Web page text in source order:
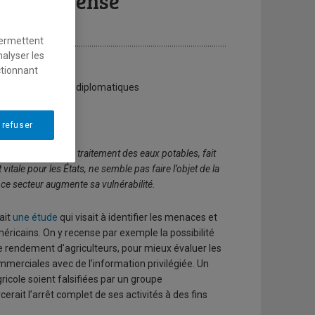
stratégiques et diplomatiques
les systèmes de traitement des eaux potables, fait
pour les États, ne semble pas faire l’objet de la
secteur augmente sa vulnérabilité.
une étude qui visait à identifier les menaces et
On y recense par exemple la possibilité
d’agriculteurs, pour mieux évaluer les
avec de l’information privilégiée. Un
soient falsifiées par un groupe
l’arrêt complet de ses activités à des fins
les
refuser